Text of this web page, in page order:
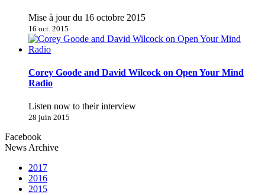
Mise à jour du 16 octobre 2015
16 oct. 2015
Corey Goode and David Wilcock on Open Your Mind
Radio
Listen now to their interview
28 juin 2015
Facebook
News Archive
2017
2016
2015